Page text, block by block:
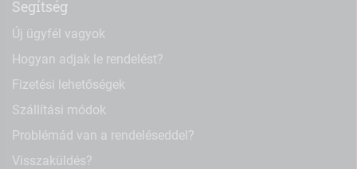
Segítség
Új ügyfél vagyok
Hogyan adjak le rendelést?
Fizetési lehetőségek
Szállítási módok
Problémád van a rendeléseddel?
Visszaküldés?